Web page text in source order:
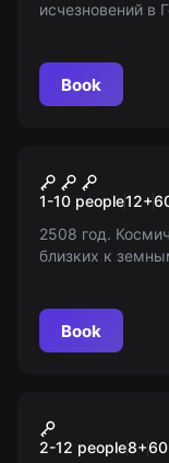
исчезновений в
Book
Colony:
1-10 people12+
2508 год.
близких к
Book
2-12 people8+60